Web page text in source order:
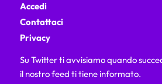
Accedi
Contattaci
Privacy
Su Twitter ti avvisiamo quando
il nostro feed ti tiene informato.